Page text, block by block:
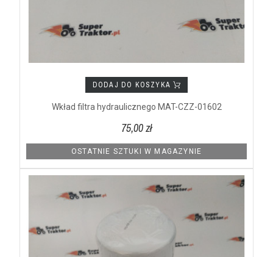
DODAJ DO KOSZYKA
Wkład filtra hydraulicznego MAT-CZZ-01602
75,00 zł
OSTATNIE SZTUKI W MAGAZYNIE